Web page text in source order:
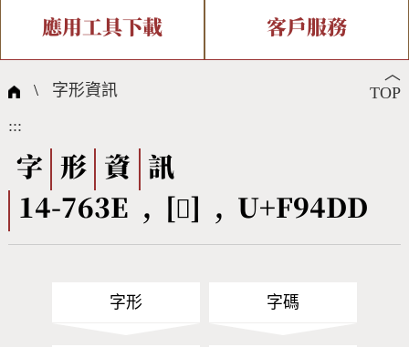
中文碼介紹 專有名詞介紹
國際字碼相關組織
複合查詢 注音查詢
筆畫查詢
筆順序查詢
CNS查詢 Unicode查詢
新字申請處理流程
字形即時顯示 造字解決方案
全字庫授權 轉碼Web Service
應用工具下載
個人電腦造字處理工具
字形下載
客戶服務
問題集
熱門查詢統計
︿
TOP
\ 字形資訊
:::
字 形 資
訊
14-763E , [󹓝] , U+F94DD
字形 字碼